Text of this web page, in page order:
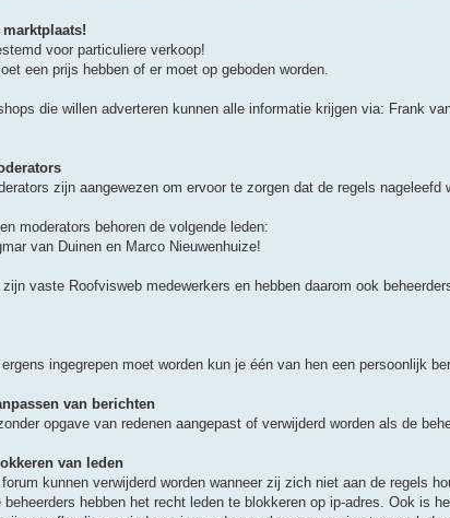
voor particuliere verkoop!
een prijs hebben of er moet op geboden worden.
die willen adverteren kunnen alle informatie krijgen via: Frank
zijn aangewezen om ervoor te zorgen dat de regels nageleefd
moderators behoren de volgende leden:
van Duinen en Marco Nieuwenhuize!
vaste Roofvisweb medewerkers en hebben daarom ook
ingegrepen moet worden kun je één van hen een persoonlijk
van berichten
opgave van redenen aangepast of verwijderd worden als de
van leden
kunnen verwijderd worden wanneer zij zich niet aan de regels
hebben het recht leden te blokkeren op ip-adres. Ook is